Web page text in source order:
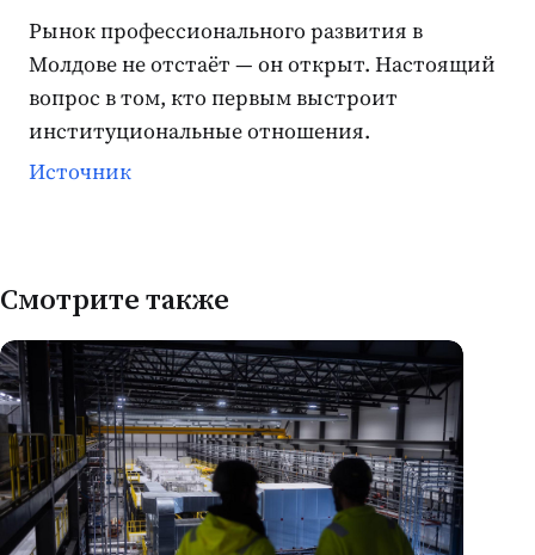
Рынок профессионального развития в
Молдове не отстаёт — он открыт. Настоящий
вопрос в том, кто первым выстроит
институциональные отношения.
Источник
Смотрите также